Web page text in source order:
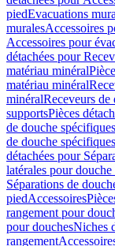
piedEvacuations
muralesAccessoires
Accessoires pour
détachées pour
matériau minéral
matériau minéral
minéralReceveurs de
supportsPièces
de douche spécifiques
de douche spécifiques
détachées pour
latérales pour
Séparations de
piedAccessoires
rangement pour
pour douchesNiches
rangement